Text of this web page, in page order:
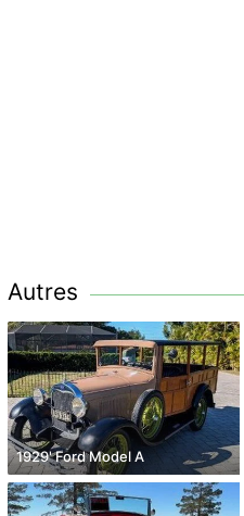
Autres
1929' Ford Model A